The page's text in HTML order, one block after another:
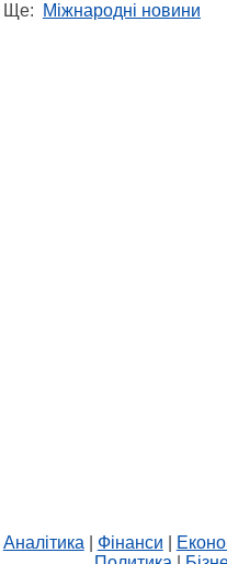
Ще: Міжнародні новини
Аналітика Фінанси